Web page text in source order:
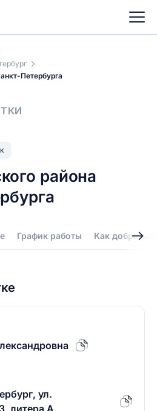
Петербурга
района
График работы Как добраться
ул.
литера А